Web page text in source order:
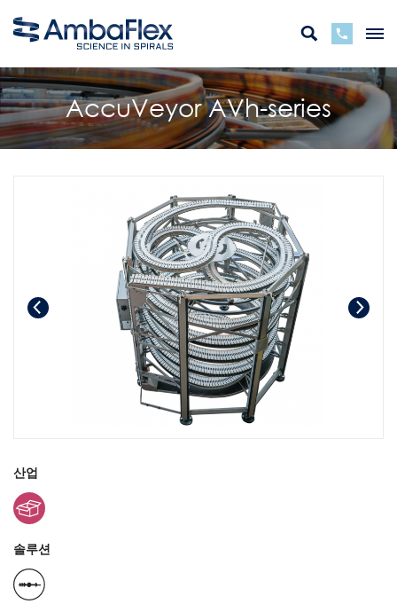
AccuVeyor AVh-series
산업
솔루션